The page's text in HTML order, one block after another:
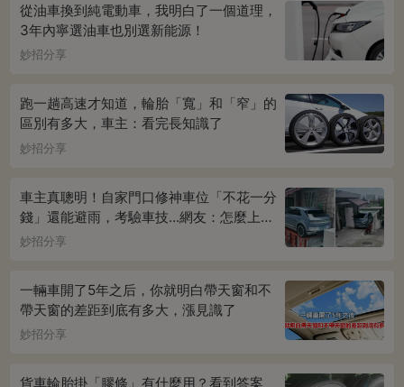
從油車換到純電動車，我明白了一個道理，
3年內寧選油車也別選新能源！
妙招分享
跑一趟高速才知道，輪胎「寬」和「窄」的
區別有多大，車主：看完長知識了
妙招分享
車主真聰明！自家門口修神車位「不花一分
錢」還能避雨，考驗車技...網友：怎麼上下
車
妙招分享
一輛車開了5年之后，你就明白帶天窗和不
帶天窗的差距到底有多大，漲見識了
妙招分享
貨車輪胎掛「膠條」有什麼用？看到答案